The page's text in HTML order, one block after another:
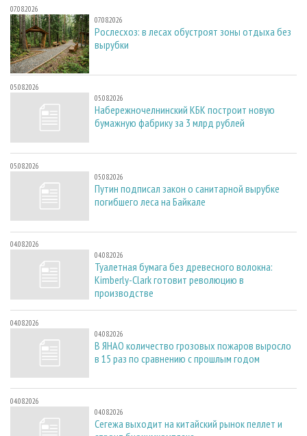
07.08.2026
07.08.2026
Рослесхоз: в лесах обустроят зоны отдыха без
вырубки
05.08.2026
05.08.2026
Набережночелнинский КБК построит новую
бумажную фабрику за 3 млрд рублей
05.08.2026
05.08.2026
Путин подписал закон о санитарной вырубке
погибшего леса на Байкале
04.08.2026
04.08.2026
Туалетная бумага без древесного волокна:
Kimberly-Clark готовит революцию в
производстве
04.08.2026
04.08.2026
В ЯНАО количество грозовых пожаров выросло
в 15 раз по сравнению с прошлым годом
04.08.2026
04.08.2026
Сегежа выходит на китайский рынок пеллет и